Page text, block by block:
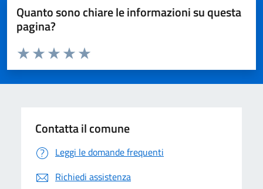
Quanto sono chiare le informazioni su questa
pagina?
Domanda
Valuta da 1 a 5 stelle la pagina
Valuta 5 stelle su 5
Valuta 4 stelle su 5
Valuta 3 stelle su 5
Valuta 2 stelle su 5
Valuta 1 stelle su 5
Contatta il comune
Leggi le domande frequenti
Richiedi assistenza